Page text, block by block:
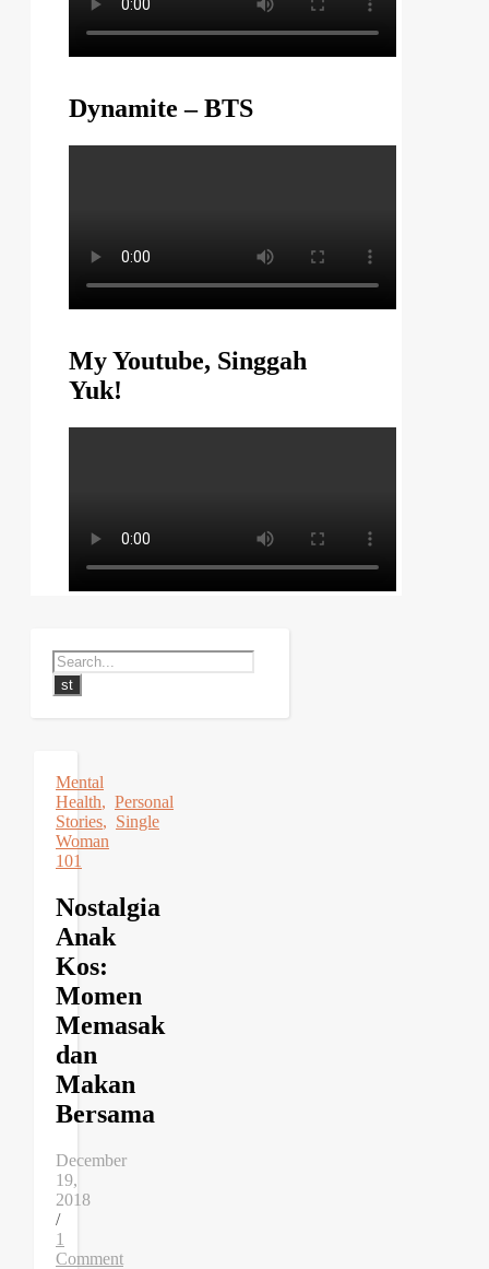
Dynamite – BTS
My Youtube, Singgah
Yuk!
Mental
Health, Personal
Stories, Single
Woman
101
Nostalgia
Anak
Kos:
Momen
Memasak
dan
Makan
Bersama
December
19,
2018
/
1
Comment